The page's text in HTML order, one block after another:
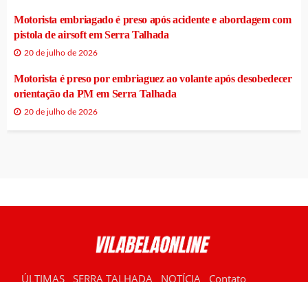
Motorista embriagado é preso após acidente e abordagem com
pistola de airsoft em Serra Talhada
20 de julho de 2026
Motorista é preso por embriaguez ao volante após desobedecer
orientação da PM em Serra Talhada
20 de julho de 2026
ÚLTIMAS SERRA TALHADA NOTÍCIA Contato